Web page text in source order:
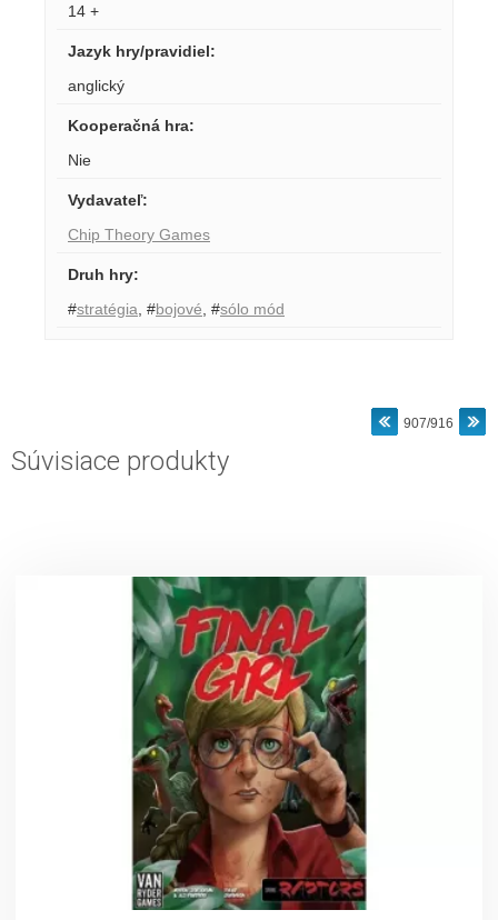
14 +
Jazyk hry/pravidiel:
anglický
Kooperačná hra:
Nie
Vydavateľ:
Chip Theory Games
Druh hry:
#stratégia #bojové #sólo mód
907/916
Súvisiace produkty